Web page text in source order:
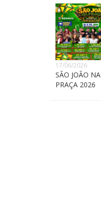
17/06/2026
SÃO JOÃO NA
PRAÇA 2026